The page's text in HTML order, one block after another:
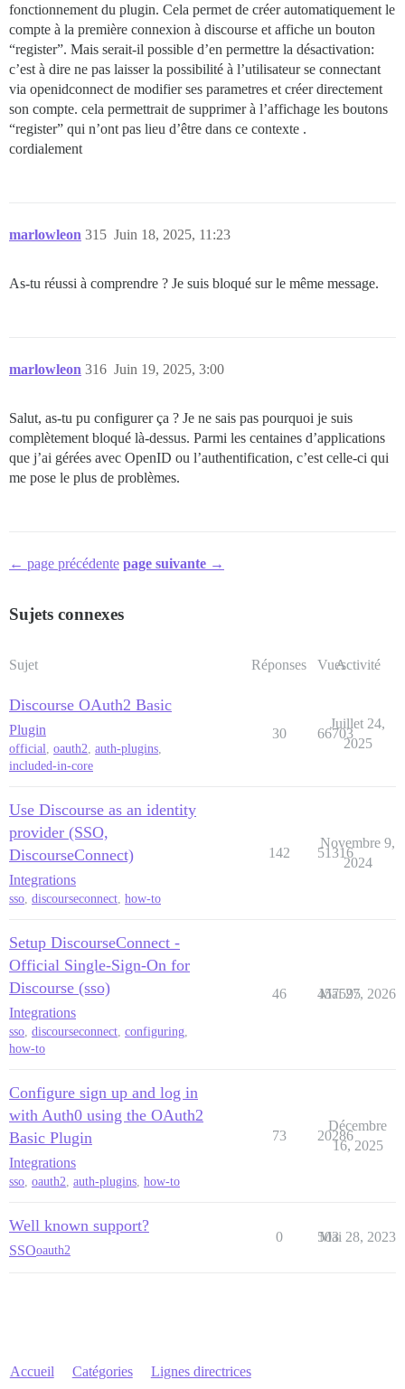
fonctionnement du plugin. Cela permet de créer automatiquement le
compte à la première connexion à discourse et affiche un bouton
“register”. Mais serait-il possible d’en permettre la désactivation:
c’est à dire ne pas laisser la possibilité à l’utilisateur se connectant
via openidconnect de modifier ses parametres et créer directement
son compte. cela permettrait de supprimer à l’affichage les boutons
“register” qui n’ont pas lieu d’être dans ce contexte .
cordialement
marlowleon Juin 18, 2025, 11:23
315
As-tu réussi à comprendre ? Je suis bloqué sur le même message.
marlowleon Juin 19, 2025, 3:00
316
Salut, as-tu pu configurer ça ? Je ne sais pas pourquoi je suis
complètement bloqué là-dessus. Parmi les centaines d’applications
que j’ai gérées avec OpenID ou l’authentification, c’est celle-ci qui
me pose le plus de problèmes.
← page précédente page suivante →
Sujets connexes
Sujet Réponses VuesActivité
Discourse OAuth2 Basic
Plugin
official oauth2 auth-plugins
included-in-core
30 66703
Juillet 24,
2025
Use Discourse as an identity
provider (SSO,
DiscourseConnect)
Integrations
sso discourseconnect how-to
142 51316
Novembre 9,
2024
Setup DiscourseConnect -
Official Single-Sign-On for
Discourse (sso)
Integrations
sso discourseconnect configuring
how-to
46 457595
Mai 27, 2026
Configure sign up and log in
with Auth0 using the OAuth2
Basic Plugin
Integrations
sso oauth2 auth-plugins how-to
73 20286
Décembre
16, 2025
Well known support?
SSOoauth2
0 503
Mai 28, 2023
Accueil Catégories Lignes directrices